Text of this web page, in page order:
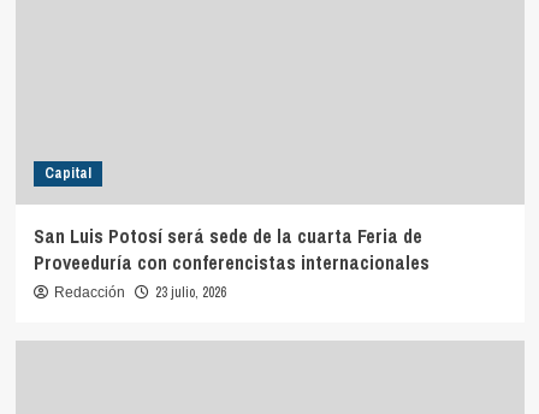
Capital
San Luis Potosí será sede de la cuarta Feria de
Proveeduría con conferencistas internacionales
Redacción 23 julio, 2026